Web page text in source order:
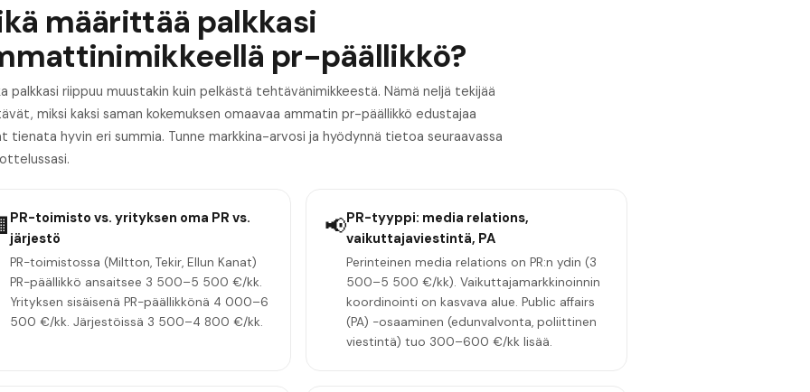
määrittää palkkasi
pr-päällikkö?
palkkasi riippuu muustakin kuin pelkästä tehtävänimikkeestä. Nämä neljä tekijää
miksi kaksi saman kokemuksen omaavaa ammatin pr-päällikkö edustajaa
tienata hyvin eri summia. Tunne markkina-arvosi ja hyödynnä tietoa seuraavassa
PR-toimisto vs. yrityksen oma PR vs.
järjestö
PR-toimistossa (Miltton, Tekir, Ellun Kanat)
PR-päällikkö ansaitsee 3 500–5 500 €/kk.
Yrityksen sisäisenä PR-päällikkönä 4 000–6
500 €/kk. Järjestöissä 3 500–4 800 €/kk.
📢PR-tyyppi: media relations,
vaikuttajaviestintä, PA
Perinteinen media relations on PR:n ydin (3
500–5 500 €/kk). Vaikuttajamarkkinoinnin
koordinointi on kasvava alue. Public affairs
(PA) -osaaminen (edunvalvonta, poliittinen
viestintä) tuo 300–600 €/kk lisää.